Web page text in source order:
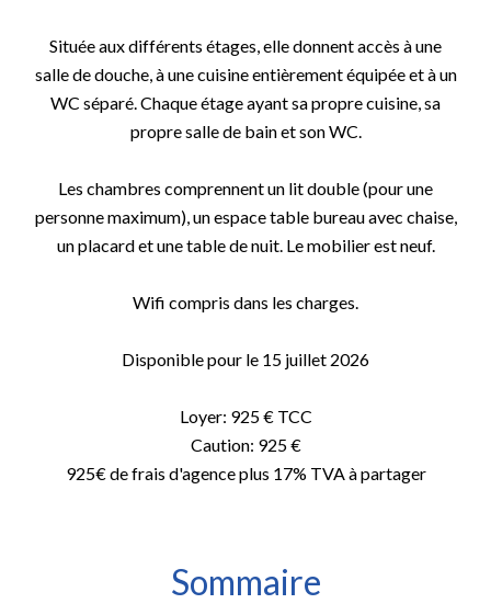
Située aux différents étages, elle donnent accès à une
salle de douche, à une cuisine entièrement équipée et à un
WC séparé. Chaque étage ayant sa propre cuisine, sa
propre salle de bain et son WC.
Les chambres comprennent un lit double (pour une
personne maximum), un espace table bureau avec chaise,
un placard et une table de nuit. Le mobilier est neuf.
Wifi compris dans les charges.
Disponible pour le 15 juillet 2026
Loyer: 925 € TCC
Caution: 925 €
925€ de frais d'agence plus 17% TVA à partager
Sommaire